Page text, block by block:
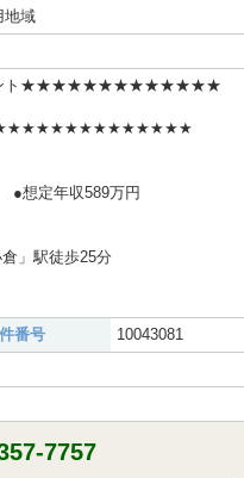
地域
ント★★★★★★★★★★★★★
想定年収589万円
」駅徒歩25分
番号
10043081
7757